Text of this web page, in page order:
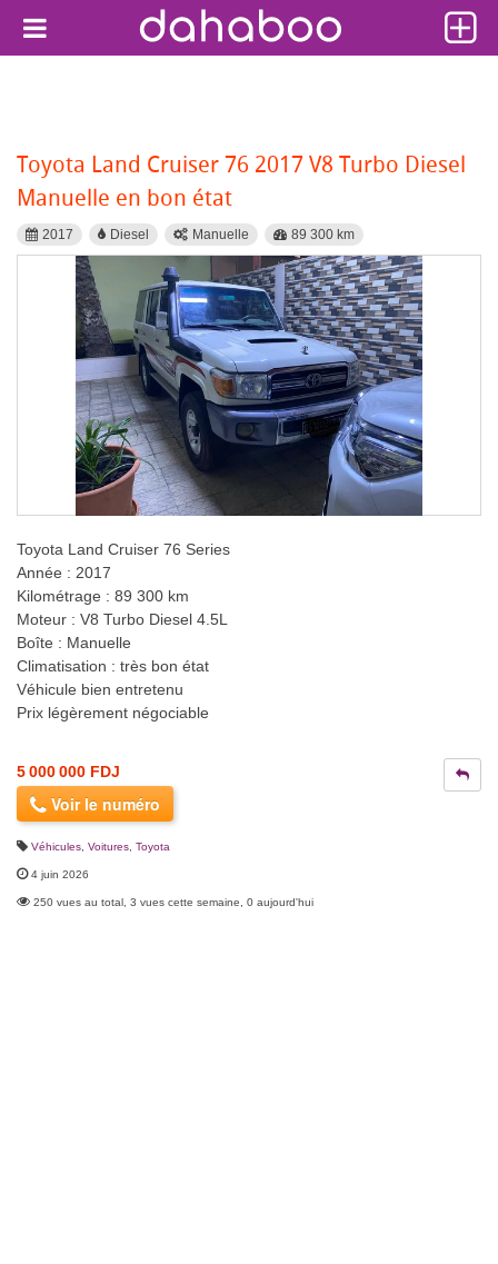
Toyota Land Cruiser 76 2017 V8 Turbo Diesel
Manuelle en bon état
2017 Diesel Manuelle 89 300 km
Toyota Land Cruiser 76 Series
Année : 2017
Kilométrage : 89 300 km
Moteur : V8 Turbo Diesel 4.5L
Boîte : Manuelle
Climatisation : très bon état
Véhicule bien entretenu
Prix légèrement négociable
5 000 000 FDJ
Voir le numéro
Véhicules Voitures Toyota
4 juin 2026
250 vues au total, 3 vues cette semaine, 0 aujourd'hui